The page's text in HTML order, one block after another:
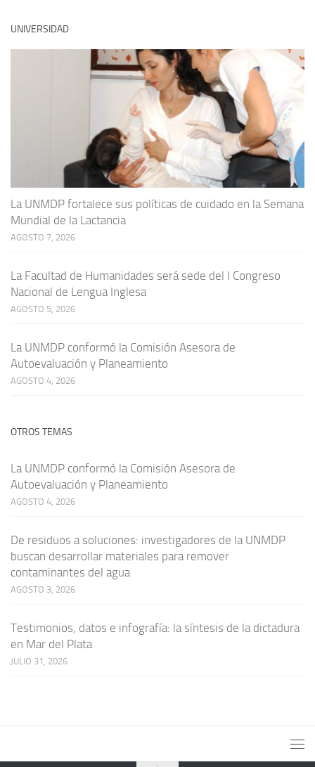
UNIVERSIDAD
La UNMDP fortalece sus políticas de cuidado en la Semana
Mundial de la Lactancia
AGOSTO 7, 2026
La Facultad de Humanidades será sede del I Congreso
Nacional de Lengua Inglesa
AGOSTO 5, 2026
La UNMDP conformó la Comisión Asesora de
Autoevaluación y Planeamiento
AGOSTO 4, 2026
OTROS TEMAS
La UNMDP conformó la Comisión Asesora de
Autoevaluación y Planeamiento
AGOSTO 4, 2026
De residuos a soluciones: investigadores de la UNMDP
buscan desarrollar materiales para remover
contaminantes del agua
AGOSTO 3, 2026
Testimonios, datos e infografía: la síntesis de la dictadura
en Mar del Plata
JULIO 31, 2026